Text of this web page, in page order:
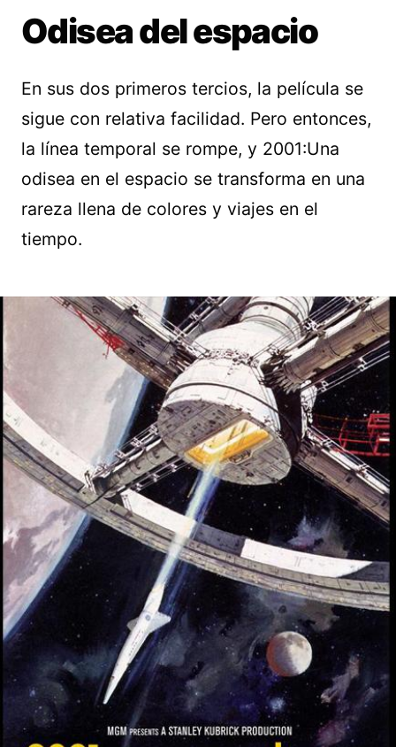
Odisea del espacio
En sus dos primeros tercios, la película se
sigue con relativa facilidad. Pero entonces,
la línea temporal se rompe, y 2001:Una
odisea en el espacio se transforma en una
rareza llena de colores y viajes en el
tiempo.